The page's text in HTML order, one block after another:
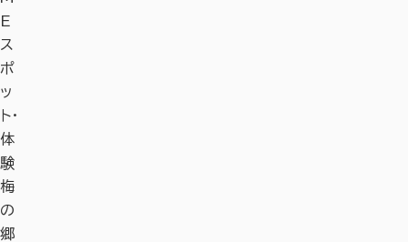
E
ス
ポ
ッ
ト・
体
験
梅
の
郷